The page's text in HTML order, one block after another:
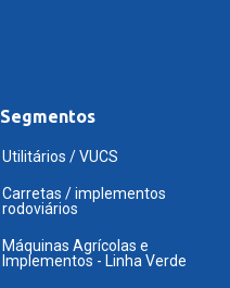
Segmentos
Utilitários / VUCS
Carretas / implementos
rodoviários
Máquinas Agrícolas e
Implementos - Linha Verde